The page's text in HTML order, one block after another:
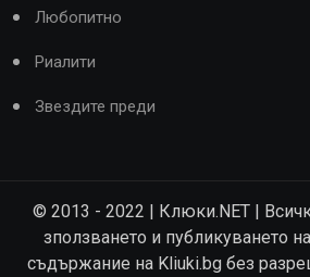
Любопитно
Риалити
Звездите преди
© 2013 - 2022 | Клюки.NET |
зползването и публикуването
съдържание на Kliuki.bg без